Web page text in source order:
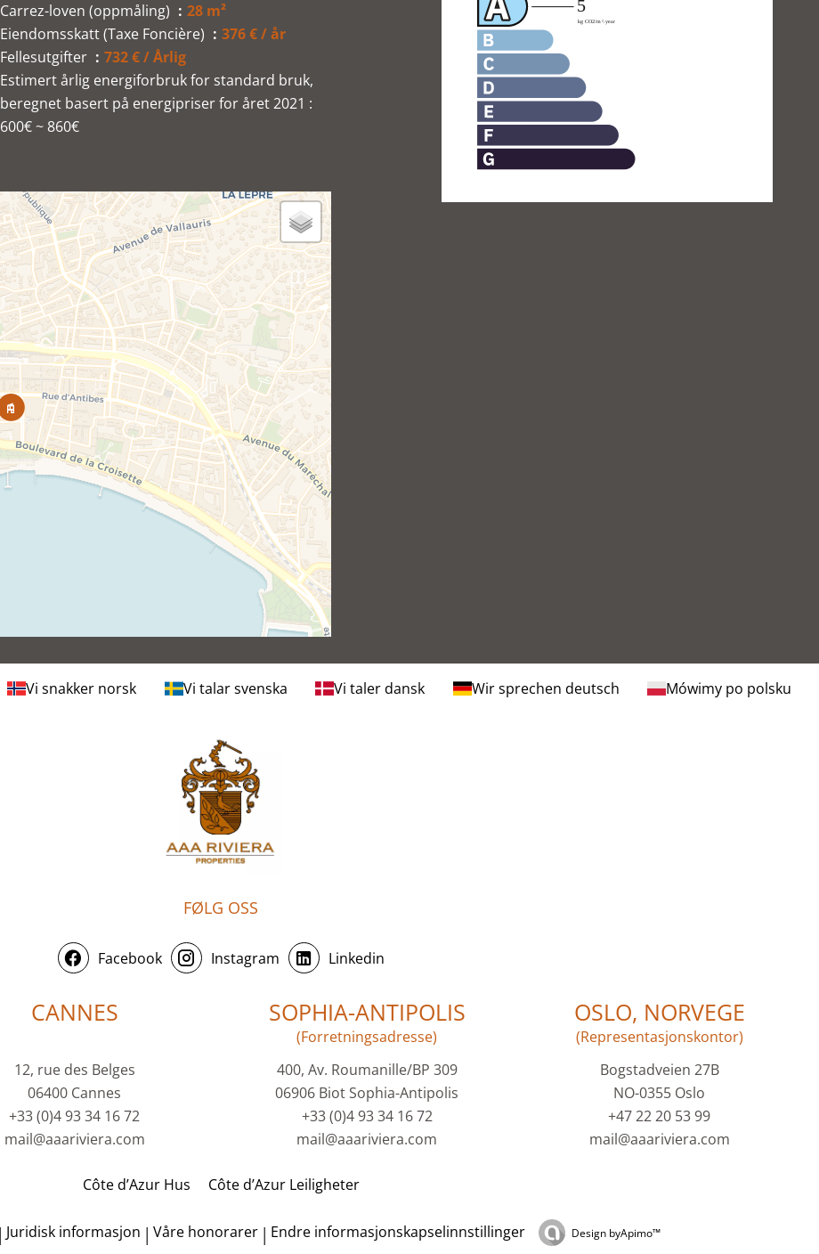
Carrez-loven (oppmåling)
28 m²
Eiendomsskatt (Taxe Foncière)
376 € / år
Fellesutgifter
732 € / Årlig
Estimert årlig energiforbruk for standard bruk,
beregnet basert på energipriser for året 2021 :
600€ ~ 860€
Vi snakker norsk Vi talar svenska Vi taler dansk Wir sprechen deutsch Mówimy po polsku
FØLG OSS
Facebook Instagram Linkedin
CANNES
12, rue des Belges
06400 Cannes
+33 (0)4 93 34 16 72
mail@aaariviera.com
SOPHIA-ANTIPOLIS
(Forretningsadresse)
400, Av. Roumanille/BP 309
06906 Biot Sophia-Antipolis
+33 (0)4 93 34 16 72
mail@aaariviera.com
OSLO, NORVEGE
(Representasjonskontor)
Bogstadveien 27B
NO-0355 Oslo
+47 22 20 53 99
mail@aaariviera.com
Côte d’Azur Hus Côte d’Azur Leiligheter
Juridisk informasjon Våre honorarer Endre informasjonskapselinnstillinger Design byApimo™